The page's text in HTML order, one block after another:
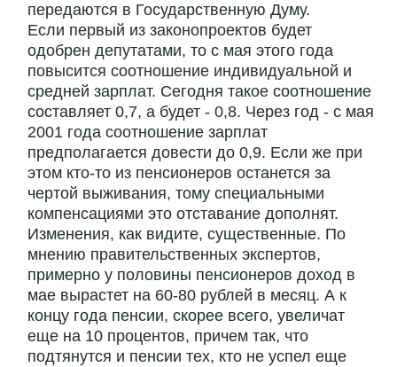
передаются в Государственную Думу.
Если первый из законопроектов будет
одобрен депутатами, то с мая этого года
повысится соотношение индивидуальной и
средней зарплат. Сегодня такое соотношение
составляет 0,7, а будет - 0,8. Через год - с мая
2001 года соотношение зарплат
предполагается довести до 0,9. Если же при
этом кто-то из пенсионеров останется за
чертой выживания, тому специальными
компенсациями это отставание дополнят.
Изменения, как видите, существенные. По
мнению правительственных экспертов,
примерно у половины пенсионеров доход в
мае вырастет на 60-80 рублей в месяц. А к
концу года пенсии, скорее всего, увеличат
еще на 10 процентов, причем так, что
подтянутся и пенсии тех, кто не успел еще